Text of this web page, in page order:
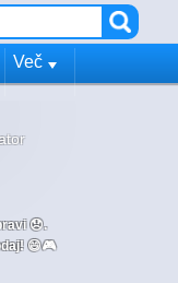
Več
😞.
😄🎮